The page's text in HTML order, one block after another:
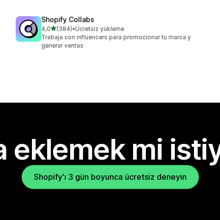
Shopify Collabs
4,05 yıldız üzerinden
(384)
toplam 384 değerlendirme
•Ücretsiz yükleme
Trabaja con influencers para promocionar tu marca y
generar ventas
eklemek mi
Shopify'ı 3 gün boyunca ücretsiz deneyin